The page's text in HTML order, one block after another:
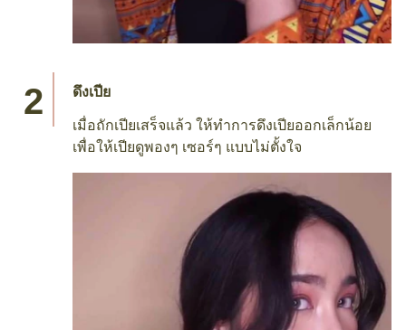
ดึงเปีย
เมื่อถักเปียเสร็จแล้ว ให้ทำการดึงเปียออกเล็กน้อย
เพื่อให้เปียดูพองๆ เซอร์ๆ แบบไม่ตั้งใจ